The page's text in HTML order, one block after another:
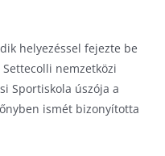
helyezéssel fejezte be
nemzetközi
Sportiskola úszója a
ismét bizonyította